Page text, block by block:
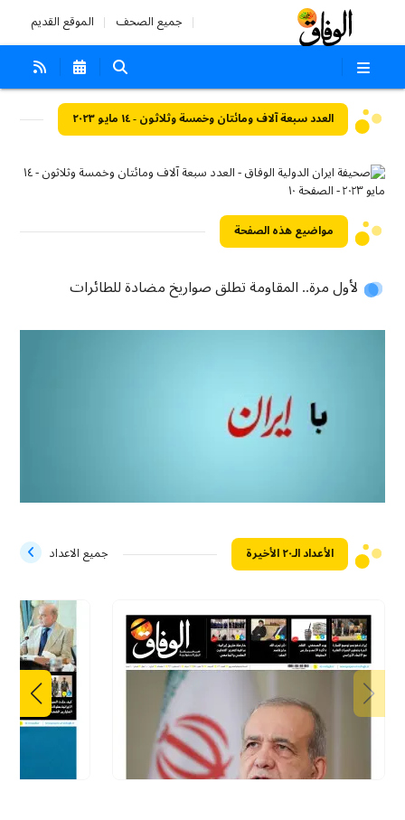
جميع الصحف الموقع القديم
العدد سبعة آلاف ومائتان وخمسة وثلاثون - ١٤ مايو ٢٠٢٣
مواضيع هذه الصفحة
لأول مرة.. المقاومة تطلق صواريخ مضادة للطائرات
الأعداد الـ۲۰ الأخيرة جميع الاعداد